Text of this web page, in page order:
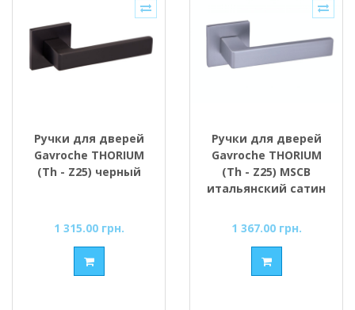
Ручки для дверей
Gavroche THORIUM
(Th - Z25) черный
1 315.00 грн.
Ручки для дверей
Gavroche THORIUM
(Th - Z25) MSCB
итальянский сатин
1 367.00 грн.